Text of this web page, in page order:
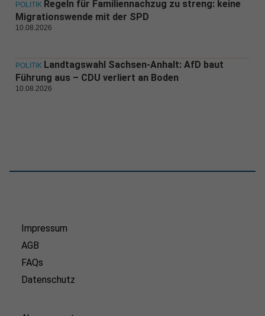
POLITIK Regeln für Familiennachzug zu streng: keine
Migrationswende mit der SPD
10.08.2026
POLITIK Landtagswahl Sachsen-Anhalt: AfD baut
Führung aus – CDU verliert an Boden
10.08.2026
Impressum
AGB
FAQs
Datenschutz